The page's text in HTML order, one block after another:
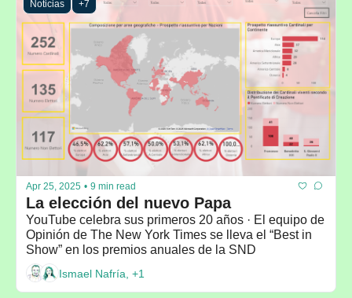
Noticias +7
Apr 25, 2025 • 9 min read
La elección del nuevo Papa
YouTube celebra sus primeros 20 años · El equipo de
Opinión de The New York Times se lleva el “Best in
Show” en los premios anuales de la SND
Ismael Nafría, +1